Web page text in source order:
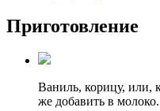
Приготовление
Ваниль, корицу, или,
же добавить в